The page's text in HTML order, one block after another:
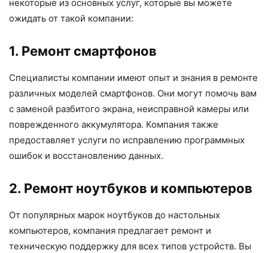
некоторые из основных услуг, которые вы можете
ожидать от такой компании:
1. Ремонт смартфонов
Специалисты компании имеют опыт и знания в ремонте
различных моделей смартфонов. Они могут помочь вам
с заменой разбитого экрана, неисправной камеры или
поврежденного аккумулятора. Компания также
предоставляет услуги по исправлению программных
ошибок и восстановлению данных.
2. Ремонт ноутбуков и компьютеров
От популярных марок ноутбуков до настольных
компьютеров, компания предлагает ремонт и
техническую поддержку для всех типов устройств. Вы